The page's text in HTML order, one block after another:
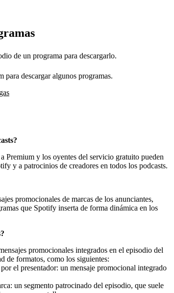
de un programa para descargarlo.
para descargar algunos programas.
Premium y los oyentes del servicio gratuito pueden
y a patrocinios de creadores en todos los podcasts.
promocionales de marcas de los anunciantes,
que Spotify inserta de forma dinámica en los
promocionales integrados en el episodio del
de formatos, como los siguientes:
el presentador: un mensaje promocional integrado
un segmento patrocinado del episodio, que suele